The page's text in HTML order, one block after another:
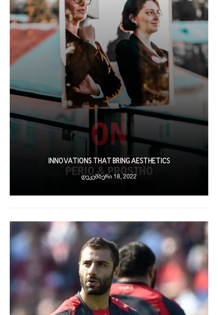
INNOVATIONS THAT BRING AESTHETICS
ᲓᲔᲙᲔᲛᲑᲔᲠᲘ 18, 2022